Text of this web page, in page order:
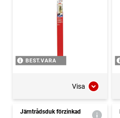
BEST.VARA
Visa
Järntrådsduk förzinkad